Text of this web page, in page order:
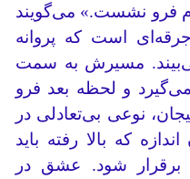
فرو نشست.» می‌گویند
است که پروانه
مسیرش به سمت
و لحظه بعد فرو
نوعی بی‌تعادلی در
که بالا رفته باید
برقرار شود. عشق در